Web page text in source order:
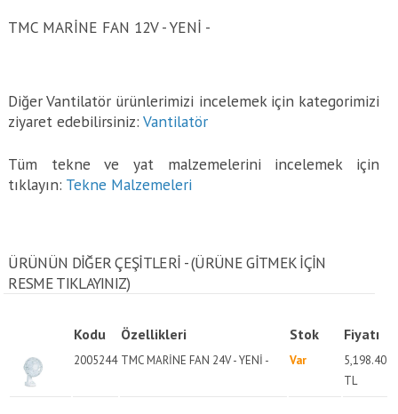
TMC MARİNE FAN 12V - YENİ -
Diğer Vantilatör ürünlerimizi incelemek için kategorimizi
ziyaret edebilirsiniz:Vantilatör
Tüm tekne ve yat malzemelerini incelemek için
tıklayın: Tekne Malzemeleri
ÜRÜNÜN DİĞER ÇEŞİTLERİ - (ÜRÜNE GITMEK IÇIN
RESME TIKLAYINIZ)
Kodu Özellikleri Stok Fiyatı
2005244 TMC MARİNE FAN 24V - YENİ - Var
5,198.40
TL